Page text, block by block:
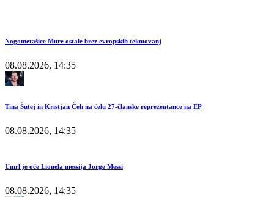
Nogometašice Mure ostale brez evropskih tekmovanj
08.08.2026, 14:35
Tina Šutej in Kristjan Čeh na čelu 27-članske reprezentance na EP
08.08.2026, 14:35
Umrl je oče Lionela messija Jorge Messi
08.08.2026, 14:35